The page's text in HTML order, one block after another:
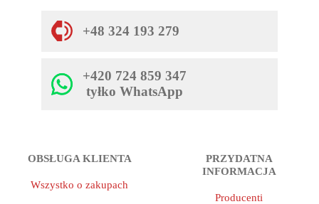
+48 324 193 279
+420 724 859 347
tyłko WhatsApp
OBSŁUGA KLIENTA
Wszystko o zakupach
PRZYDATNA
INFORMACJA
Producenti